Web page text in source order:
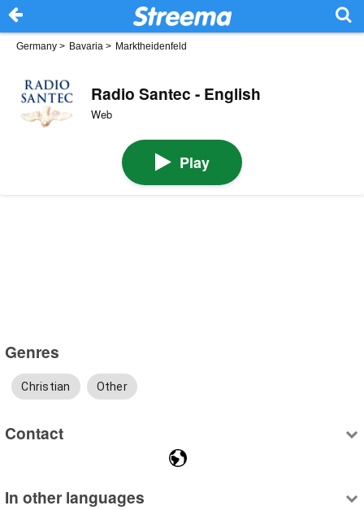
Germany > Bavaria > Marktheidenfeld
Radio Santec - English
Web
Play
Genres
Christian Other
Contact
In other languages